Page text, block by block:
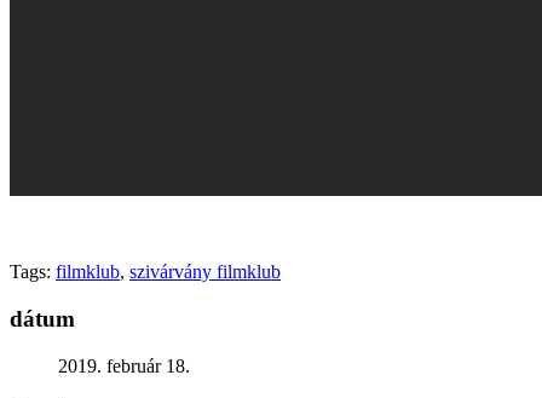
Tags: filmklub, szivárvány filmklub
dátum
2019. február 18.